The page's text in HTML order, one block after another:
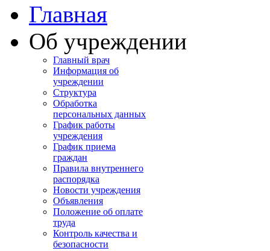
Главная
Об учреждении
Главный врач
Информация об
учреждении
Структура
Обработка
персональных данных
График работы
учреждения
График приема
граждан
Правила внутреннего
распорядка
Новости учреждения
Объявления
Положение об оплате
труда
Контроль качества и
безопасности